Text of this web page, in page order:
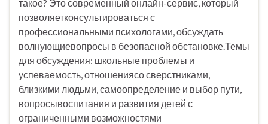
такое? Это современный онлайн-сервис, который
позволяетконсультироваться с
профессиональными психологами, обсуждать
волнующиевопросы в безопасной обстановке.Темы
для обсуждения: школьные проблемы и
успеваемость, отношениясо сверстниками,
близкими людьми, самоопределение и выбор пути,
вопросывоспитания и развития детей с
ограниченными возможностями